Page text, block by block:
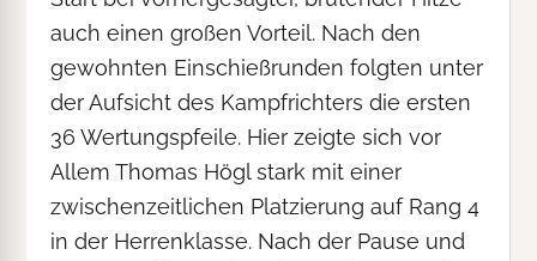
auch einen großen Vorteil. Nach den
gewohnten Einschießrunden folgten unter
der Aufsicht des Kampfrichters die ersten
36 Wertungspfeile. Hier zeigte sich vor
Allem Thomas Högl stark mit einer
zwischenzeitlichen Platzierung auf Rang 4
in der Herrenklasse. Nach der Pause und